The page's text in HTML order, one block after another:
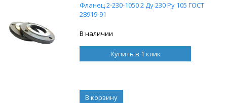
Фланец 2-230-1050 2 Ду 230 Ру 105 ГОСТ
28919-91
В наличии
Купить в 1 клик
В корзину